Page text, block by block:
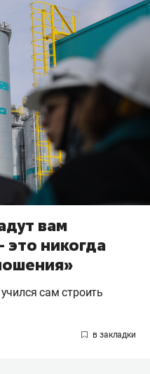
вам
это никогда
сам строить